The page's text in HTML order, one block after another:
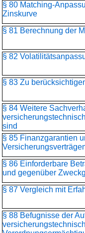
§ 80 Matching-
Zinskurve
§ 81 Berechnung der
§ 82
§ 83 Zu
§ 84 Weitere
sind
§ 85 Finanzgarantien
§ 86 Einforderbare
und gegenüber
§ 87 Vergleich mit
§ 88 Befugnisse der